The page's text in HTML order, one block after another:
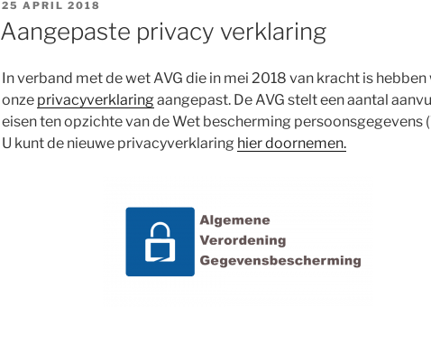
GEPLAATST
OP
25 APRIL 2018
Aangepaste privacy verklaring
In verband met de wet AVG die in mei 2018 van kracht is hebben
onze privacyverklaringaangepast. De AVG stelt een aantal
eisen ten opzichte van de Wet bescherming persoonsgegevens
U kunt de nieuwe privacyverklaring hier doornemen.